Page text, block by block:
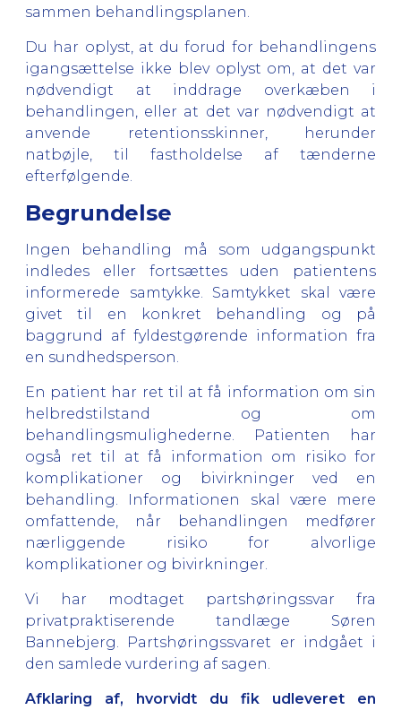
sammen behandlingsplanen.
Du har oplyst, at du forud for behandlingens
igangsættelse ikke blev oplyst om, at det var
nødvendigt at inddrage overkæben i
behandlingen, eller at det var nødvendigt at
anvende retentionsskinner, herunder
natbøjle, til fastholdelse af tænderne
efterfølgende.
Begrundelse
Ingen behandling må som udgangspunkt
indledes eller fortsættes uden patientens
informerede samtykke. Samtykket skal være
givet til en konkret behandling og på
baggrund af fyldestgørende information fra
en sundhedsperson.
En patient har ret til at få information om sin
helbredstilstand og om
behandlingsmulighederne. Patienten har
også ret til at få information om risiko for
komplikationer og bivirkninger ved en
behandling. Informationen skal være mere
omfattende, når behandlingen medfører
nærliggende risiko for alvorlige
komplikationer og bivirkninger.
Vi har modtaget partshøringssvar fra
privatpraktiserende tandlæge Søren
Bannebjerg. Partshøringssvaret er indgået i
den samlede vurdering af sagen.
Afklaring af, hvorvidt du fik udleveret en